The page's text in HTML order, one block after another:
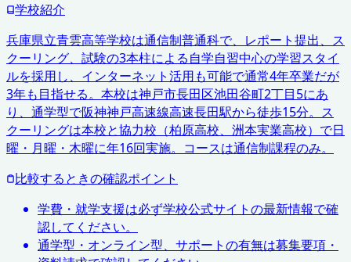
学校紹介
兵庫県立青雲高等学校は通信制普通科で、レポート提出、ス
クーリング、試験の3本柱による自学自習中心の学習スタイ
ルを採用し、インターネット活用も可能で通常4年卒業だが
3年も目指せる。本校は神戸市長田区池田谷町2丁目5にあ
り、通学型で阪神神戸高速線高速長田駅から徒歩15分。ス
クーリングは本校と協力校（柏原高校、洲本実業高校）で日
曜・月曜・木曜に年16回実施。コースは通信制課程のみ。
比較するときの確認ポイント
学費・就学支援は必ず学校公式サイトの最新情報で確
認してください。
通学型・オンライン型、サポートの有無は募集要項・